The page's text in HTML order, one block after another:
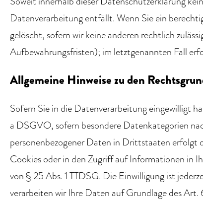
Datenverarbeitung entfällt. Wenn Sie ein
gelöscht, sofern wir keine anderen rechtlich
Aufbewahrungsfristen); im letztgenannten Fall
Allgemeine Hinweise zu den
Sofern Sie in die Datenverarbeitung eingewilligt
a DSGVO, sofern besondere Datenkategorien
personenbezogener Daten in Drittstaaten erfolgt
Cookies oder in den Zugriff auf Informationen in
von § 25 Abs. 1 TTDSG. Die Einwilligung ist
verarbeiten wir Ihre Daten auf Grundlage des